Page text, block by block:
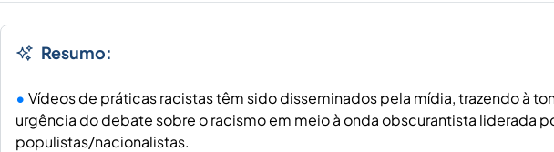
Resumo:
Vídeos de práticas racistas têm sido disseminados pela mídia, trazendo à
urgência do debate sobre o racismo em meio à onda obscurantista liderada
populistas/nacionalistas.